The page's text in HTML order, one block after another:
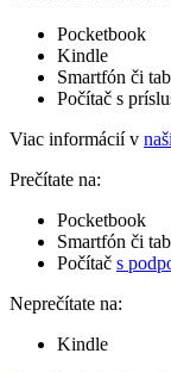
Pocketbook
Kindle
Smartfón či
Počítač s
Viac informácií v
Prečítate na:
Pocketbook
Smartfón či
Počítač s
Neprečítate na:
Kindle